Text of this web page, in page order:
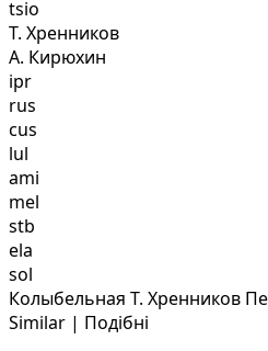
tsio
Т. Хренников
А. Кирюхин
ipr
rus
cus
lul
ami
mel
stb
ela
sol
Колыбельная Т. Хренников
Similar | Подібні